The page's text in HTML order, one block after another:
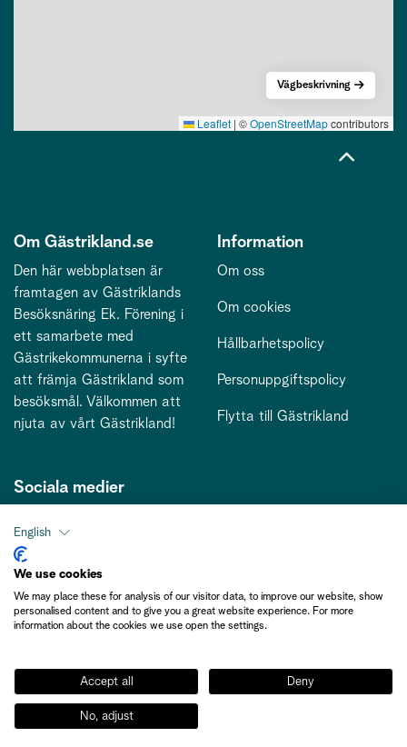
Leaflet | ©OpenStreetMapcontributors
Vägbeskrivning
Om Gästrikland.se
Den här webbplatsen är
framtagen av Gästriklands
Besöksnäring Ek. Förening i
ett samarbete med
Gästrikekommunerna i syfte
att främja Gästrikland som
besöksmål. Välkommen att
njuta av vårt Gästrikland!
Information
Om oss
Om cookies
Hållbarhetspolicy
Personuppgiftspolicy
Flytta till Gästrikland
Sociala medier
Kontakt
kontakt@gastriklandsbesoksnaring.se
Medlemsinformation
English
We use cookies
We may place these for analysis of our visitor data, to improve our website, show
personalised content and to give you a great website experience. For more
information about the cookies we use open the settings.
Accept all Deny
No, adjust